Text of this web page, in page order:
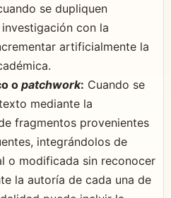
se dupliquen
con la
artificialmente la
opatchwork: Cuando se
mediante la
fragmentos provenientes
integrándolos de
o modificada sin reconocer
la autoría de cada una de